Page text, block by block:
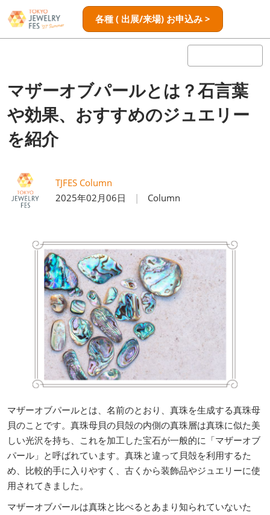
キ
ッ
進
む
各種 ( 出展/来場) お申込み >
ジ
ビ
ゲ
ー
シ
ョ
マザーオブパールとは？石言葉
や効果、おすすめのジュエリー
を紹介
TJFES Column
2025年02月06日
Column
マザーオブパールとは、名前のとおり、真珠を生成する真珠母
貝のことです。真珠母貝の貝殻の内側の真珠層は真珠に似た美
しい光沢を持ち、これを加工した宝石が一般的に「マザーオブ
パール」と呼ばれています。真珠と違って貝殻を利用するた
め、比較的手に入りやすく、古くから装飾品やジュエリーに使
用されてきました。
マザーオブパールは真珠と比べるとあまり知られていないた